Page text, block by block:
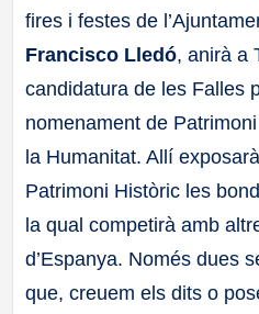
fires i festes de
Francisco Lledó, anirà a
candidatura de les Falles
nomenament de
la Humanitat. Allí
Patrimoni Històric les
la qual competirà amb
d’Espanya. Només dues
que, creuem els dits o